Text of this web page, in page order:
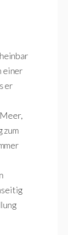
einer
er
zum